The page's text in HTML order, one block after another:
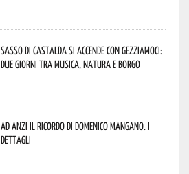
Sasso di Castalda si accende con Gezziamoci:
due giorni tra musica, natura e borgo
Ad Anzi il ricordo di Domenico Mangano. I
dettagli